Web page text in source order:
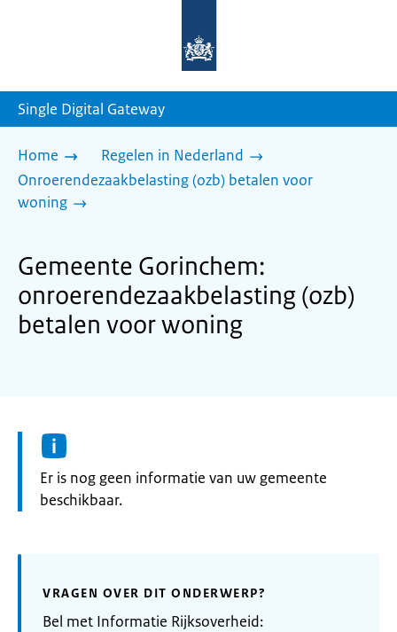
homepage
Single Digital Gateway
Home
Regelen in Nederland
Onroerendezaakbelasting (ozb) betalen voor
woning
Gemeente Gorinchem:
onroerendezaakbelasting (ozb)
betalen voor woning
Informatie:
Er is nog geen informatie van uw gemeente
beschikbaar.
VRAGEN OVER DIT ONDERWERP?
Bel met Informatie Rijksoverheid: